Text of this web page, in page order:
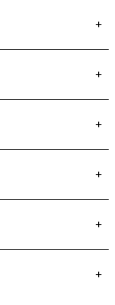
+
+
+
+
+
+